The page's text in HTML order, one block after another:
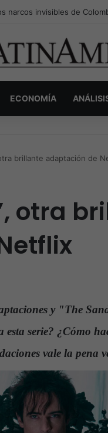
narcos invisibles de
ECONOMÍA
brillante adaptación de
otra
y "The
serie? ¿Cómo
vale la pena